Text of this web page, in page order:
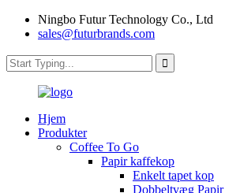
Ningbo Futur Technology Co., Ltd
sales@futurbrands.com
Hjem
Produkter
Coffee To Go
Papir kaffekop
Enkelt tapet kop
Dobbeltvæg